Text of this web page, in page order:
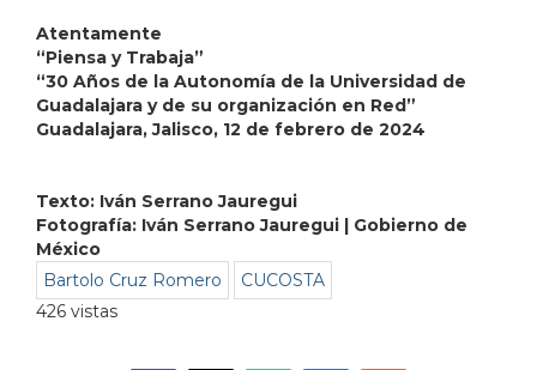
Atentamente
“Piensa y Trabaja”
“30 Años de la Autonomía de la Universidad de
Guadalajara y de su organización en Red”
Guadalajara, Jalisco, 12 de febrero de 2024
Texto: Iván Serrano Jauregui
Fotografía: Iván Serrano Jauregui | Gobierno de
México
Bartolo Cruz Romero
CUCOSTA
426 vistas